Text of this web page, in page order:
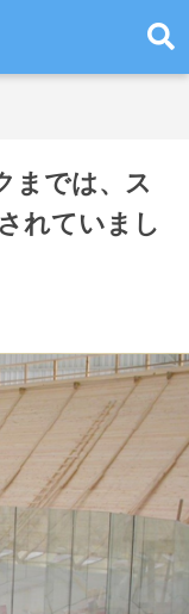
までは、ス
れていまし